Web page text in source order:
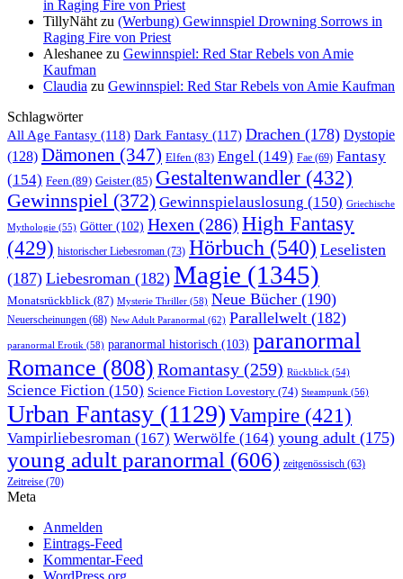
in Raging Fire von Priest
TillyNäht zu (Werbung) Gewinnspiel Drowning Sorrows in
Raging Fire von Priest
Aleshanee zu Gewinnspiel: Red Star Rebels von Amie
Kaufman
Claudia zu Gewinnspiel: Red Star Rebels von Amie Kaufman
Schlagwörter
All Age Fantasy (118) Dark Fantasy (117) Drachen (178) Dystopie
(128) Dämonen (347) Elfen (83) Engel (149) Fae (69) Fantasy
(154) Feen (89) Geister(85) Gestaltenwandler (432)
Gewinnspiel (372) Gewinnspielauslosung (150) Griechische
Mythologie (55) Götter (102) Hexen (286) High Fantasy
(429) historischer Liebesroman (73) Hörbuch (540) Leselisten
(187) Liebesroman (182) Magie (1345)
Monatsrückblick (87) Mysterie Thriller (58) Neue Bücher (190)
Neuerscheinungen (68) New Adult Paranormal (62) Parallelwelt (182)
paranormal Erotik (58) paranormal historisch (103) paranormal
Romance (808) Romantasy (259) Rückblick (54)
Science Fiction (150) Science Fiction Lovestory (74) Steampunk (56)
Urban Fantasy (1129) Vampire (421)
Vampirliebesroman (167) Werwölfe (164) young adult (175)
young adult paranormal (606) zeitgenössisch (63)
Zeitreise (70)
Meta
Anmelden
Eintrags-Feed
Kommentar-Feed